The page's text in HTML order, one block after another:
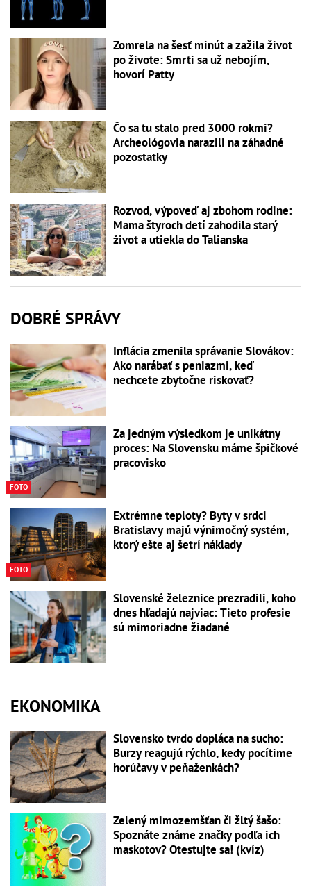
Zomrela na šesť minút a zažila život
po živote: Smrti sa už nebojím,
hovorí Patty
Čo sa tu stalo pred 3000 rokmi?
Archeológovia narazili na záhadné
pozostatky
Rozvod, výpoveď aj zbohom rodine:
Mama štyroch detí zahodila starý
život a utiekla do Talianska
DOBRÉ SPRÁVY
Inflácia zmenila správanie Slovákov:
Ako narábať s peniazmi, keď
nechcete zbytočne riskovať?
FOTO
Za jedným výsledkom je unikátny
proces: Na Slovensku máme špičkové
pracovisko
FOTO
Extrémne teploty? Byty v srdci
Bratislavy majú výnimočný systém,
ktorý ešte aj šetrí náklady
Slovenské železnice prezradili, koho
dnes hľadajú najviac: Tieto profesie
sú mimoriadne žiadané
EKONOMIKA
Slovensko tvrdo dopláca na sucho:
Burzy reagujú rýchlo, kedy pocítime
horúčavy v peňaženkách?
Zelený mimozemšťan či žltý šašo:
Spoznáte známe značky podľa ich
maskotov? Otestujte sa! (kvíz)